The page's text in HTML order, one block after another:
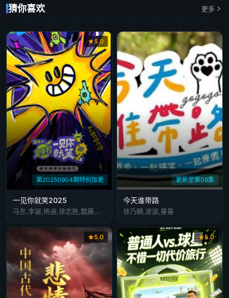
猜你喜欢 更多
第20250904期特别加更
5.0
一见你就笑2025
马东,李诞,杨迪,徐志胜,酷藤,石凯,杨超越,王玉雯,祝绪丹,黄子弘凡,田嘉瑞,包上恩,沙一汀
更新至第08集
今天谁带路
徐乃麟,波波,曼曼
5.0 5.0